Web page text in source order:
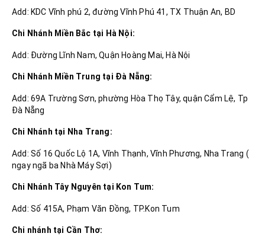
Add: KDC Vĩnh phú 2, đường Vĩnh Phú 41, TX Thuận An, BD
Chi Nhánh Miền Bắc tại Hà Nội:
Add: Đường Lĩnh Nam, Quận Hoàng Mai, Hà Nội
Chi Nhánh Miền Trung tại Đà Nẵng:
Add: 69A Trường Sơn, phường Hòa Thọ Tây, quận Cẩm Lệ, Tp
Đà Nẵng
Chi Nhánh tại Nha Trang:
Add: Số 16 Quốc Lộ 1A, Vĩnh Thạnh, Vĩnh Phương, Nha Trang (
ngay ngã ba Nhà Máy Sợi)
Chi Nhánh Tây Nguyên tại Kon Tum:
Add: Số 415A, Phạm Văn Đồng, TP.Kon Tum
Chi nhánh tại Cần Thơ: